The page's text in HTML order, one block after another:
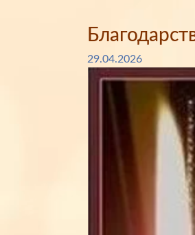
29.04.2026